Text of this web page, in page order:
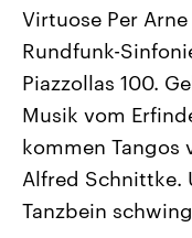
Landtagswahl
2026
Alle Informationen
Sachsen-Anhalt wählt
September 2026
Landtag. Seit 2021
Bundesland von einer
Umfragen, Prognosen,
Virtuose Per
Rundfunk-
Piazzollas 100.
Musik vom
kommen Tangos
Alfred Schnittke.
Tanzbein